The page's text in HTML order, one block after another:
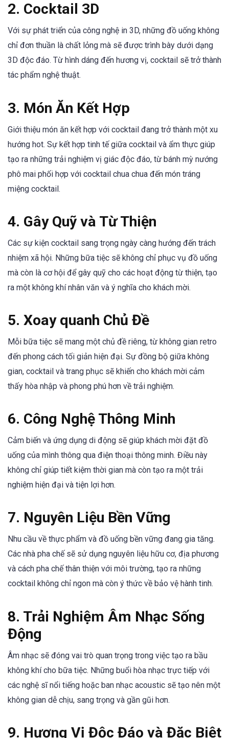
2. Cocktail 3D
Với sự phát triển của công nghệ in 3D, những đồ uống không
chỉ đơn thuần là chất lỏng mà sẽ được trình bày dưới dạng
3D độc đáo. Từ hình dáng đến hương vị, cocktail sẽ trở thành
tác phẩm nghệ thuật.
3. Món Ăn Kết Hợp
Giới thiệu món ăn kết hợp với cocktail đang trở thành một xu
hướng hot. Sự kết hợp tinh tế giữa cocktail và ẩm thực giúp
tạo ra những trải nghiệm vị giác độc đáo, từ bánh mỳ nướng
phô mai phối hợp với cocktail chua chua đến món tráng
miệng cocktail.
4. Gây Quỹ và Từ Thiện
Các sự kiện cocktail sang trọng ngày càng hướng đến trách
nhiệm xã hội. Những bữa tiệc sẽ không chỉ phục vụ đồ uống
mà còn là cơ hội để gây quỹ cho các hoạt động từ thiện, tạo
ra một không khí nhân văn và ý nghĩa cho khách mời.
5. Xoay quanh Chủ Đề
Mỗi bữa tiệc sẽ mang một chủ đề riêng, từ không gian retro
đến phong cách tối giản hiện đại. Sự đồng bộ giữa không
gian, cocktail và trang phục sẽ khiến cho khách mời cảm
thấy hòa nhập và phong phú hơn về trải nghiệm.
6. Công Nghệ Thông Minh
Cảm biến và ứng dụng di động sẽ giúp khách mời đặt đồ
uống của mình thông qua điện thoại thông minh. Điều này
không chỉ giúp tiết kiệm thời gian mà còn tạo ra một trải
nghiệm hiện đại và tiện lợi hơn.
7. Nguyên Liệu Bền Vững
Nhu cầu về thực phẩm và đồ uống bền vững đang gia tăng.
Các nhà pha chế sẽ sử dụng nguyên liệu hữu cơ, địa phương
và cách pha chế thân thiện với môi trường, tạo ra những
cocktail không chỉ ngon mà còn ý thức về bảo vệ hành tinh.
8. Trải Nghiệm Âm Nhạc Sống
Động
Âm nhạc sẽ đóng vai trò quan trọng trong việc tạo ra bầu
không khí cho bữa tiệc. Những buổi hòa nhạc trực tiếp với
các nghệ sĩ nổi tiếng hoặc ban nhạc acoustic sẽ tạo nên một
không gian dễ chịu, sang trọng và gần gũi hơn.
9. Hương Vị Độc Đáo và Đặc Biệt